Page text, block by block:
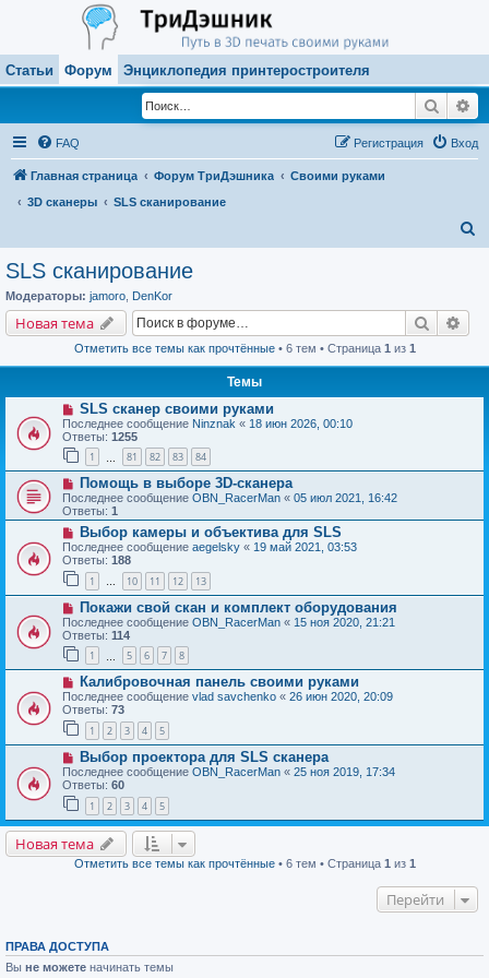
Статьи Форум Энциклопедия принтеростроителя
Поиск
FAQ Вход
Регистрация
Главная страница Форум ТриДэшника
Своими руками
3D сканеры
SLS сканирование
SLS сканирование
Модераторы: jamoro DenKor
Новая тема Поиск
Отметить все темы как прочтённые• 6 тем • Страница 1 из 1
Темы
SLS сканер своими руками
Последнее сообщение Ninznak « 18 июн 2026, 00:10
Ответы: 1255
1 81 82 83 84
Помощь в выборе 3D-сканера
Последнее сообщение OBN_RacerMan « 05 июл 2021, 16:42
Ответы: 1
Выбор камеры и объектива для SLS
Последнее сообщение aegelsky « 19 май 2021, 03:53
Ответы: 188
1 … 10 11 12 13
Покажи свой скан и комплект оборудования
Последнее сообщение OBN_RacerMan « 15 ноя 2020, 21:21
Ответы: 114
1 5 6 7 8
Калибровочная панель своими руками
Последнее сообщение vlad savchenko « 26 июн 2020, 20:09
Ответы: 73
1 2 3 4 5
Выбор проектора для SLS сканера
Последнее сообщение OBN_RacerMan « 25 ноя 2019, 17:34
Ответы: 60
1 2 3 4 5
Новая тема
Отметить все темы как прочтённые• 6 тем • Страница 1 из 1
Перейти
ПРАВА ДОСТУПА
Вы не можете начинать темы